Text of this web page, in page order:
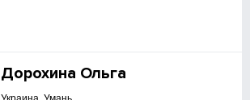
Дорохина Ольга